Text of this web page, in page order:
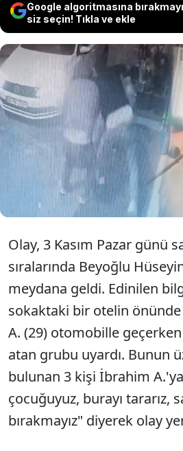
Google algoritmasına
siz seçin! Tıkla ve ekle
Taksim'de sokaktaki
uyarılan grup, “Biz
tararız" dedikten 15
silahla ateş açtı. Beyoğlu
ekipleri tarafından
toplamda 39 suç kaydı
tutuklanırken o anlar
kameralarına yansıdı.
Olay, 3 Kasım Pazar günü
sıralarında Beyoğlu
meydana geldi. Edinilen
sokaktaki bir otelin
A. (29) otomobille
atan grubu uyardı. Bunun
bulunan 3 kişi İbrahim
çocuğuyuz, burayı tararız,
bırakmayız" diyerek olay